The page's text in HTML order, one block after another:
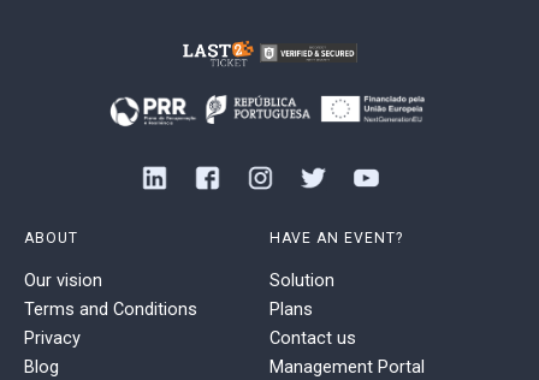
ABOUT
Our vision
Terms and Conditions
Privacy
Blog
HAVE AN EVENT?
Solution
Plans
Contact us
Management Portal